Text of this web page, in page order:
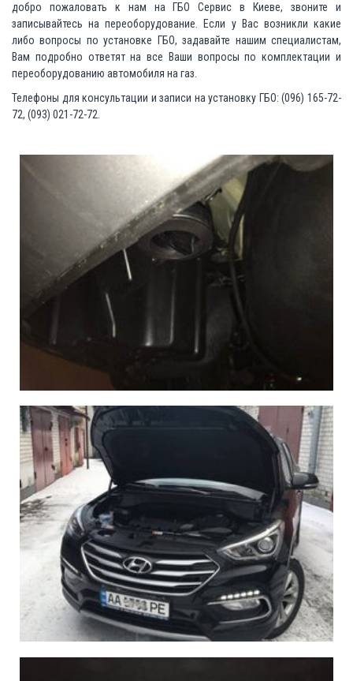
добро пожаловать к нам на ГБО Сервис в Киеве, звоните и
записывайтесь на переоборудование. Если у Вас возникли какие
либо вопросы по установке ГБО, задавайте нашим специалистам,
Вам подробно ответят на все Ваши вопросы по комплектации и
переоборудованию автомобиля на газ.
Телефоны для консультации и записи на установку ГБО: (096) 165-72-
72, (093) 021-72-72.